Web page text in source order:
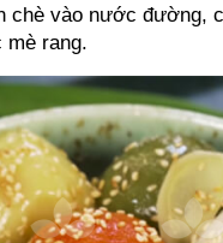
chè vào nước đường,
mè rang.